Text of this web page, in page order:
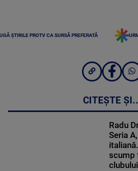
ȘTIRILE PROTV CA SURSĂ PREFERATĂ
CITEȘTE
Radu
Seria
scump
clubului